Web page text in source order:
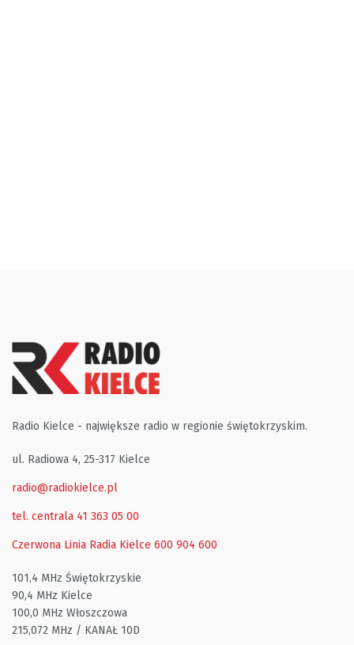
Radio Kielce - największe radio w regionie świętokrzyskim.
ul. Radiowa 4, 25-317 Kielce
radio@radiokielce.pl
tel. centrala 41 363 05 00
Czerwona Linia Radia Kielce 600 904 600
101,4 MHz Świętokrzyskie
90,4 MHz Kielce
100,0 MHz Włoszczowa
215,072 MHz / KANAŁ 10D